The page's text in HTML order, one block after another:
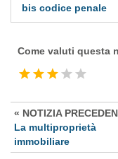
bis codice penale
Come valuti questa
« NOTIZIA
La multiproprietà
immobiliare